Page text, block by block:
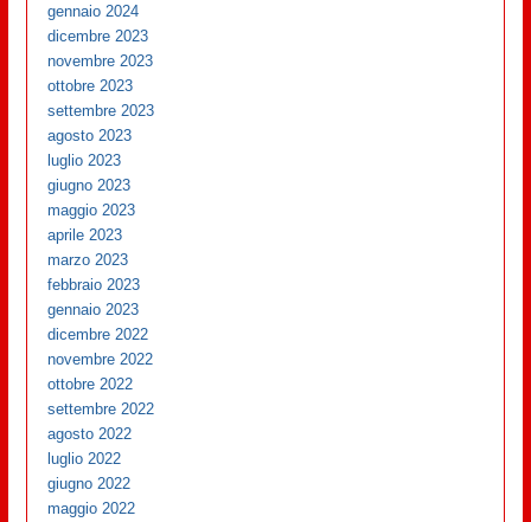
gennaio 2024
dicembre 2023
novembre 2023
ottobre 2023
settembre 2023
agosto 2023
luglio 2023
giugno 2023
maggio 2023
aprile 2023
marzo 2023
febbraio 2023
gennaio 2023
dicembre 2022
novembre 2022
ottobre 2022
settembre 2022
agosto 2022
luglio 2022
giugno 2022
maggio 2022